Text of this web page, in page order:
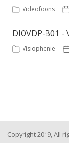
Videofoons
DIOVDP-B01 -
Visiophonie
Copyright 2019, All